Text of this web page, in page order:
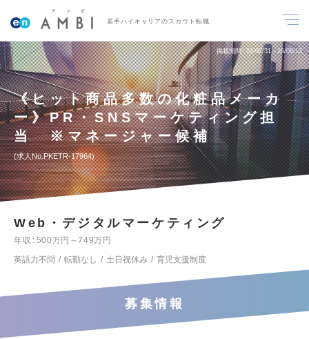
若手ハイキャリアのスカウト転職
掲載期間 26/07/31～26/08/13
《ヒット商品多数の化粧品メーカ
ー》PR・SNSマーケティング担
当 ※マネージャー候補
求人No.PKETR-17964
Web・デジタルマーケティング
年収
500万円～749万円
英語力不問
転勤なし 土日祝休み 育児支援制度
募集情報